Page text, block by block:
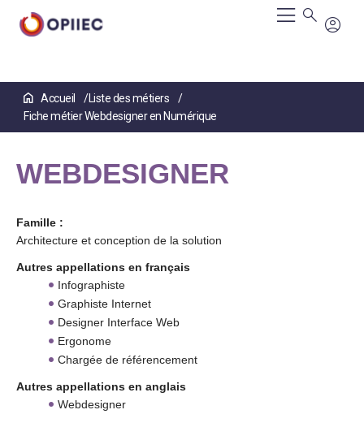
contenu
principal
Accueil
Liste des métiers
Fiche métier Webdesigner en Numérique
WEBDESIGNER
Famille :
Architecture et conception de la solution
Autres appellations en français
Infographiste
Graphiste Internet
Designer Interface Web
Ergonome
Chargée de référencement
Autres appellations en anglais
Webdesigner